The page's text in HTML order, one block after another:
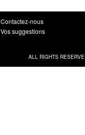
Contactez-nous
Vos suggestions
ALL RIGHTS